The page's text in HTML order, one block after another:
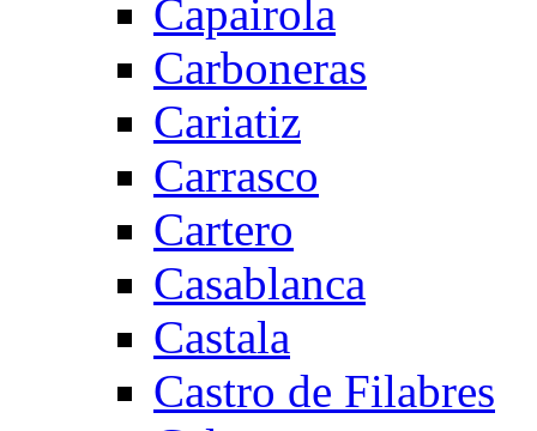
Capairola
Carboneras
Cariatiz
Carrasco
Cartero
Casablanca
Castala
Castro de Filabres